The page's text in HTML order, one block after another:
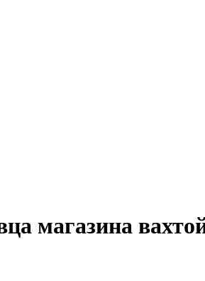
магазина